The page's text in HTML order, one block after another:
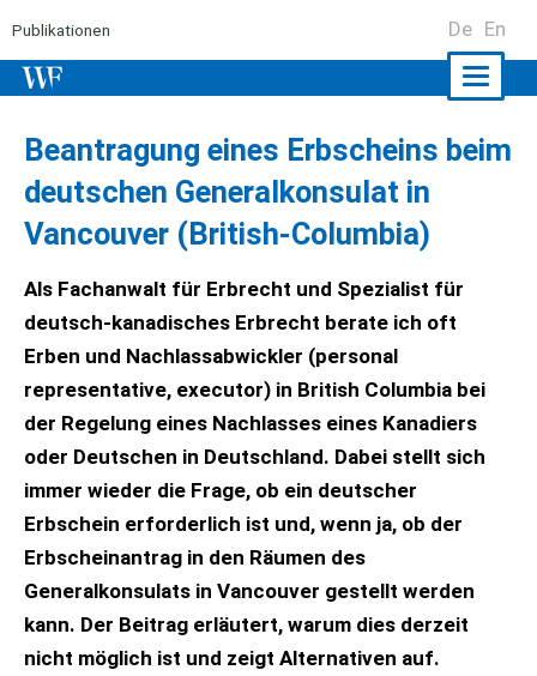
Publikationen De En
Beantragung eines Erbscheins beim
deutschen Generalkonsulat in
Vancouver (British-Columbia)
Als Fachanwalt für Erbrecht und Spezialist für
deutsch-kanadisches Erbrecht berate ich oft
Erben und Nachlassabwickler (personal
representative, executor) in British Columbia bei
der Regelung eines Nachlasses eines Kanadiers
oder Deutschen in Deutschland. Dabei stellt sich
immer wieder die Frage, ob ein deutscher
Erbschein erforderlich ist und, wenn ja, ob der
Erbscheinantrag in den Räumen des
Generalkonsulats in Vancouver gestellt werden
kann. Der Beitrag erläutert, warum dies derzeit
nicht möglich ist und zeigt Alternativen auf.